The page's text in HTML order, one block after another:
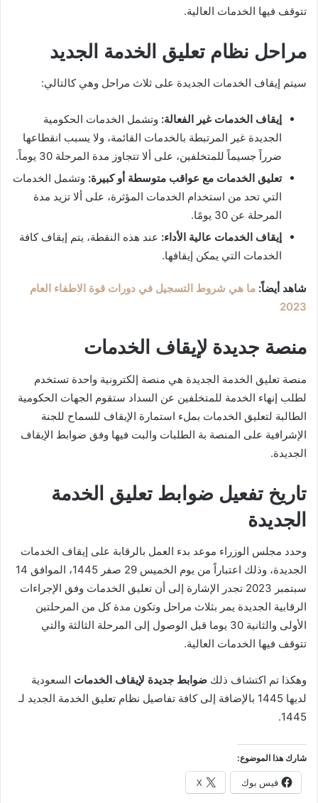
تتوقف فيها الخدمات العالية.
مراحل نظام تعليق الخدمة الجديد
سيتم إيقاف الخدمات الجديدة على ثلاث مراحل وهي كالتالي:
إيقاف الخدمات غير الفعالة: وتشمل الخدمات الحكومية
الجديدة غير المرتبطة بالخدمات القائمة، ولا يسبب انقطاعها
ضرراً جسيماً للمتخلفين، على ألا تتجاوز مدة المرحلة 30 يوماً.
تعليق الخدمات مع عواقب متوسطة أو كبيرة: وتشمل الخدمات
التي تحد من استخدام الخدمات المؤثرة، على ألا تزيد مدة
المرحلة عن 30 يومًا.
إيقاف الخدمات عالية الأداء: عند هذه النقطة، يتم إيقاف كافة
الخدمات التي يمكن إيقافها.
شاهد أيضاً: ما هي شروط التسجيل في دورات قوة الاطفاء العام
2023
منصة جديدة لإيقاف الخدمات
منصة تعليق الخدمة الجديدة هي منصة إلكترونية واحدة تستخدم
لطلب إنهاء الخدمة للمتخلفين عن السداد ستقوم الجهات الحكومية
الطالبة لتعليق الخدمات بملء استمارة الإيقاف للسماح للجنة
الإشرافية على المنصة بة الطلبات والبت فيها وفق ضوابط الإيقاف
الجديدة.
تاريخ تفعيل ضوابط تعليق الخدمة
الجديدة
وحدد مجلس الوزراء موعد بدء العمل بالرقابة على إيقاف الخدمات
الجديدة، وذلك اعتباراً من يوم الخميس 29 صفر 1445، الموافق 14
سبتمبر 2023 تجدر الإشارة إلى أن تعليق الخدمات وفق الإجراءات
الرقابية الجديدة يمر بثلاث مراحل وتكون مدة كل من المرحلتين
الأولى والثانية 30 يوما قبل الوصول إلى المرحلة الثالثة والتي
تتوقف فيها الخدمات العالية.
وهكذا تم اكتشاف ذلك ضوابط جديدة لإيقاف الخدمات السعودية
لديها 1445 بالإضافة إلى كافة تفاصيل نظام تعليق الخدمة الجديد لـ
1445.
شارك هذا الموضوع:
فيس بوك X